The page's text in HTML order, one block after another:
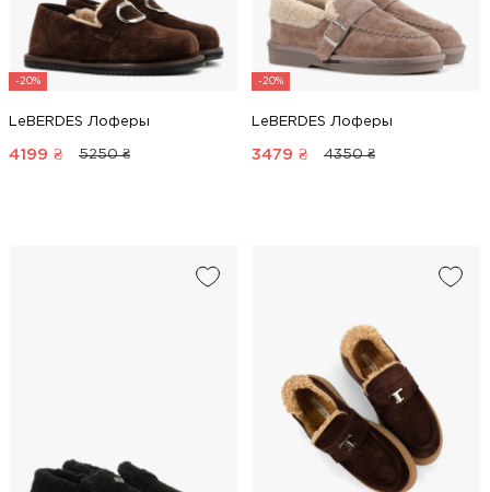
-20%
LeBERDES Лоферы
4199 ₴ 5250 ₴
-20%
LeBERDES Лоферы
3479 ₴ 4350 ₴